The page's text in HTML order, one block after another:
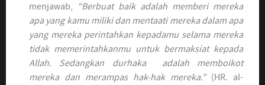
menjawab,
“Berbuat baik adalah memberi mereka
apa yang kamu miliki dan mentaati mereka dalam apa
yang mereka perintahkan kepadamu selama mereka
tidak memerintahkanmu untuk bermaksiat kepada
Allah. Sedangkan durhaka adalah memboikot
mereka dan merampas hak-hak mereka.”(HR. al-